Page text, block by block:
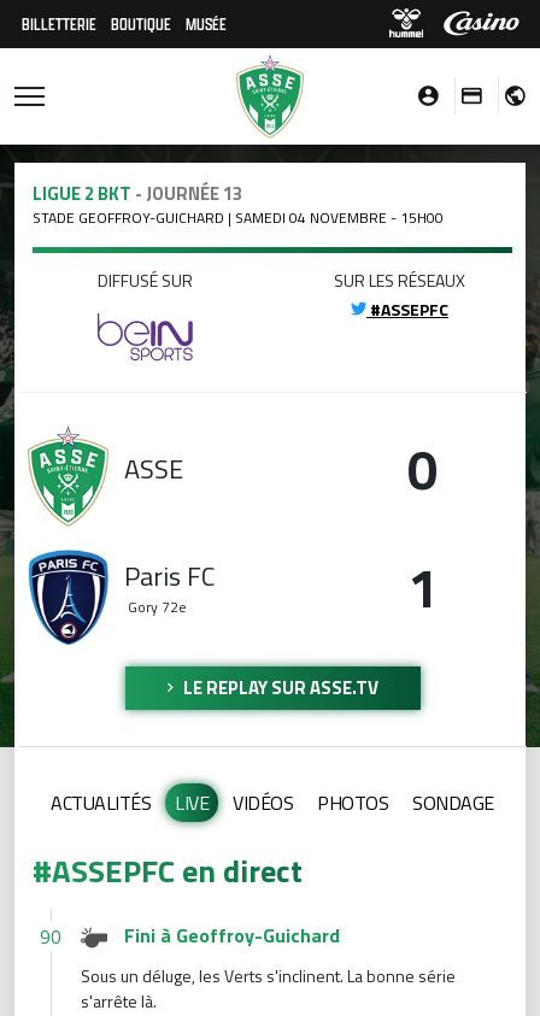
BILLETTERIE BOUTIQUE MUSÉE
LIGUE 2 BKT - JOURNÉE 13
STADE GEOFFROY-GUICHARD | SAMEDI 04 NOVEMBRE - 15H00
DIFFUSÉ SUR
SUR LES RÉSEAUX
#ASSEPFC
ASSE 0
Paris FC
Gory 72e 1
LE REPLAY SUR ASSE.TV
ACTUALITÉS LIVE VIDÉOS PHOTOS SONDAGE
#ASSEPFC en direct
90 Fini à Geoffroy-Guichard
Sous un déluge, les Verts s'inclinent. La bonne série
s'arrête là.